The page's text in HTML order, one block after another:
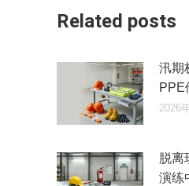
Related posts
汛期
PPE
2026
脱离
演练